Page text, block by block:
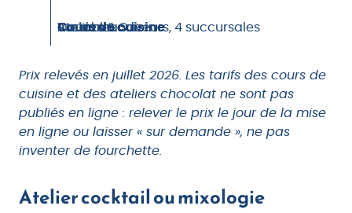
Cours de cuisine
Sur demande
Variable
Ateliers & Saveurs, 4 succursales
Prix relevés en juillet 2026. Les tarifs des cours de
cuisine et des ateliers chocolat ne sont pas
publiés en ligne : relever le prix le jour de la mise
en ligne ou laisser « sur demande », ne pas
inventer de fourchette.
Atelier cocktail ou mixologie